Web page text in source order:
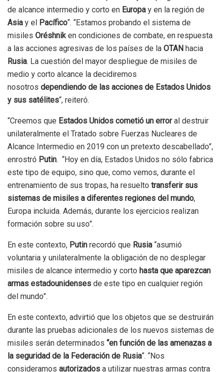
de alcance intermedio y corto en Europa y en la región de
Asia y el Pacífico“. “Estamos probando el sistema de
misiles Oréshniken condiciones de combate, en respuesta
a las acciones agresivas de los países de la OTAN hacia
Rusia. La cuestión del mayor despliegue de misiles de
medio y corto alcance la decidiremos
nosotros dependiendo de las acciones de Estados Unidos
y sus satélites“, reiteró.
“Creemos que Estados Unidos cometió un erroral destruir
unilateralmente el Tratado sobre Fuerzas Nucleares de
Alcance Intermedio en 2019 con un pretexto descabellado”,
enrostró Putin. “Hoy en día, Estados Unidos no sólo fabrica
este tipo de equipo, sino que, como vemos, durante el
entrenamiento de sus tropas, ha resuelto transferir sus
sistemas de misiles a diferentes regiones del mundo,
Europa incluida. Además, durante los ejercicios realizan
formación sobre su uso”.
En este contexto, Putin recordó que Rusia “asumió
voluntaria y unilateralmente la obligación de no desplegar
misiles de alcance intermedio y corto hasta que aparezcan
armas estadounidenses de este tipo en cualquier región
del mundo”.
En este contexto, advirtió que los objetos que se destruirán
durante las pruebas adicionales de los nuevos sistemas de
misiles serán determinados “en función de las amenazas a
la seguridad de la Federación de Rusia“. “Nos
consideramos autorizados a utilizar nuestras armas contra